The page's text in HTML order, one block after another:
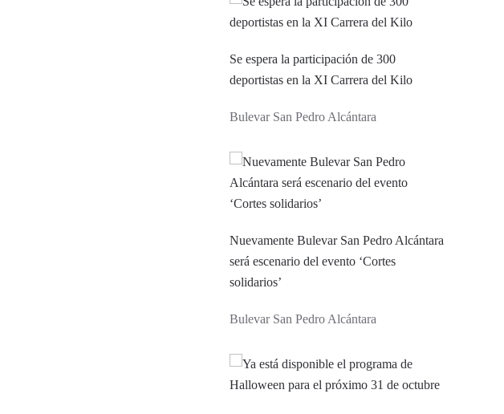
Se espera la participación de 300
deportistas en la XI Carrera del Kilo
Bulevar San Pedro Alcántara
Nuevamente Bulevar San Pedro Alcántara
será escenario del evento ‘Cortes
solidarios’
Bulevar San Pedro Alcántara